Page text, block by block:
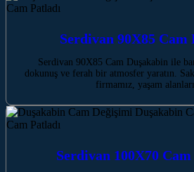
Serdivan 90X85 Cam
Serdivan 90X85 Cam Duşakabin ile
dokunuş ve ferah bir atmosfer yaratın.
firmamız, yaşam
Serdivan 100X70